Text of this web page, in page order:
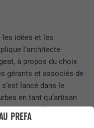
les idées et les
l’architecte
à propos du choix
gérants et associés de
lancé dans le
en tant qu’artisan
ses perforations et
souvent vives et,
PREFA